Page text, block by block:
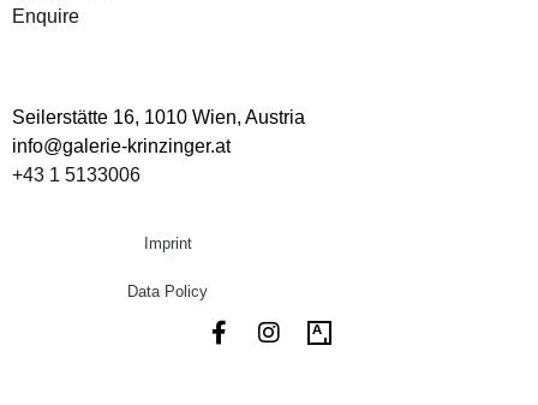
Enquire
Seilerstätte 16, 1010 Wien, Austria
info@galerie-krinzinger.at
+43 1 5133006
Imprint
Data Policy